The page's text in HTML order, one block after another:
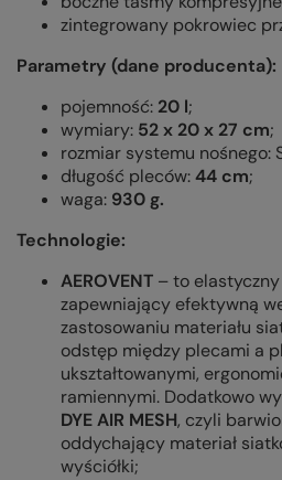
zintegrowany pokrowiec
Parametry (dane producenta):
pojemność: 20 l;
wymiary: 52 x 20 x 27 cm;
rozmiar systemu nośnego:
długość pleców:44 cm;
waga: 930 g.
Technologie:
AEROVENT – to
zapewniający efektywną
zastosowaniu materiału
odstęp między plecami a
ukształtowanymi,
ramiennymi. Dodatkowo
DYE AIR MESH, czyli
oddychający materiał
wyściółki;